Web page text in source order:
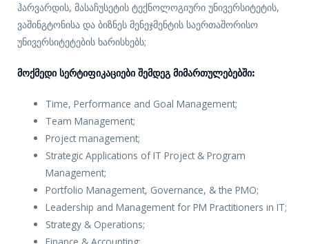
ჰარვარდის, მასაჩუსეტის ტექნოლოგიური უნივერსიტეტის,
ვაშინგტონისა და ბიზნეს მენეჯმენტის საერთაშორისო
უნივერსიტეტების ხარისხებს;
Მოქმედი Სერტიფიკაციები Შემდეგ Მიმართულებებში:
Time, Performance and Goal Management;
Team Management;
Project management;
Strategic Applications of IT Project & Program
Management;
Portfolio Management, Governance, & the PMO;
Leadership and Management for PM Practitioners in IT;
Strategy & Operations;